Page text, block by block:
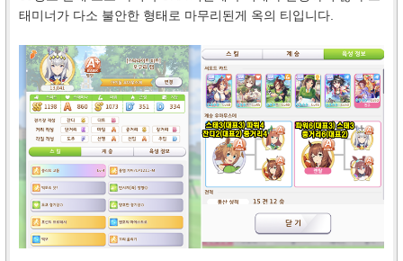
태미너가 다소 불안한 형태로 마무리된게 옥의 티입니다.